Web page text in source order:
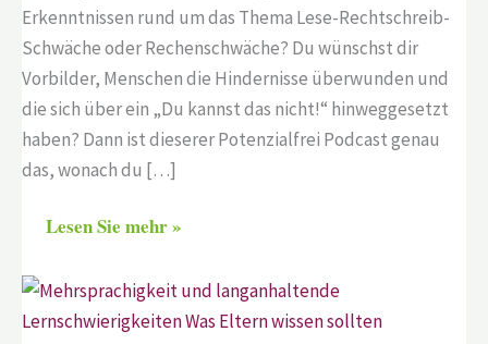
Erkenntnissen rund um das Thema Lese-Rechtschreib-
Schwäche oder Rechenschwäche? Du wünschst dir
Vorbilder, Menschen die Hindernisse überwunden und
die sich über ein „Du kannst das nicht!“ hinweggesetzt
haben? Dann ist dieserer Potenzialfrei Podcast genau
das, wonach du […]
Lesen Sie mehr »